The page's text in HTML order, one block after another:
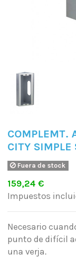
COMPLEMT.
CITY SIMPLE
Fuera de stock
159,24 €
Impuestos
Necesario
punto de difícil
una verja.